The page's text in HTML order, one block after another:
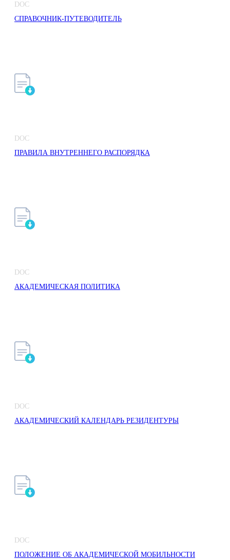
DOC
СПРАВОЧНИК-ПУТЕВОДИТЕЛЬ
DOC
ПРАВИЛА ВНУТРЕННЕГО РАСПОРЯДКА
DOC
АКАДЕМИЧЕСКАЯ ПОЛИТИКА
DOC
АКАДЕМИЧЕСКИЙ КАЛЕНДАРЬ РЕЗИДЕНТУРЫ
DOC
ПОЛОЖЕНИЕ ОБ АКАДЕМИЧЕСКОЙ МОБИЛЬНОСТИ